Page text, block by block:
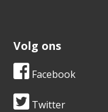
Volg ons
Facebook
Twitter